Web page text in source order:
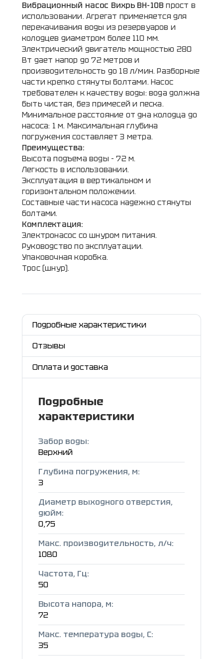
Вибрационный насос Вихрь ВН-10В прост в
использовании. Агрегат применяется для
перекачивания воды из резервуаров и
колодцев диаметром более 110 мм.
Электрический двигатель мощностью 280
Вт дает напор до 72 метров и
производительность до 18 л/мин. Разборные
части крепко стянуты болтами. Насос
требователен к качеству воды: вода должна
быть чистая, без примесей и песка.
Минимальное расстояние от дна колодца до
насоса: 1 м. Максимальная глубина
погружения составляет 3 метра.
Преимущества:
Высота подъема воды - 72 м.
Легкость в использовании.
Эксплуатация в вертикальном и
горизонтальном положении.
Составные части насоса надежно стянуты
болтами.
Комплектация:
Электронасос со шнуром питания.
Руководство по эксплуатации.
Упаковочная коробка.
Трос (шнур).
Подробные характеристики
Отзывы
Оплата и доставка
Подробные
характеристики
Забор воды:
Верхний
Глубина погружения, м:
3
Диаметр выходного отверстия,
дюйм:
0,75
Макс. производительность, л/ч:
1080
Частота, Гц:
50
Высота напора, м:
72
Макс. температура воды, C:
35